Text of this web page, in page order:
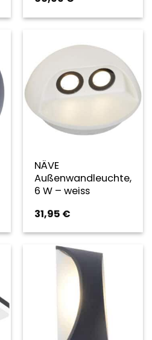
NÄVE
Außenwandleuchte,
6 W – weiss
31,95 €